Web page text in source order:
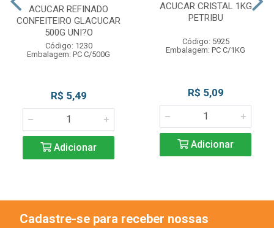
ACUCAR REFINADO
CONFEITEIRO GLACUCAR
500G UNI?O
Código: 1230
Embalagem: PC C/500G
R$ 5,49
Adicionar
ACUCAR CRISTAL 1KG
PETRIBU
Código: 5925
Embalagem: PC C/1KG
R$ 5,09
Adicionar
Cadastre-se para receber nossas